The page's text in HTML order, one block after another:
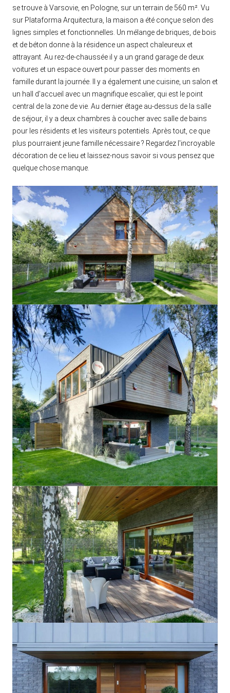
se trouve à Varsovie, en Pologne, sur un terrain de 560 m². Vu
sur Plataforma Arquitectura, la maison a été conçue selon des
lignes simples et fonctionnelles. Un mélange de briques, de bois
et de béton donne à la résidence un aspect chaleureux et
attrayant. Au rez-de-chaussée il y a un grand garage de deux
voitures et un espace ouvert pour passer des moments en
famille durant la journée. Il y a également une cuisine, un salon et
un hall d'accueil avec un magnifique escalier, qui est le point
central de la zone de vie. Au dernier étage au-dessus de la salle
de séjour, il y a deux chambres à coucher avec salle de bains
pour les résidents et les visiteurs potentiels. Après tout, ce que
plus pourraient jeune famille nécessaire ? Regardez l'incroyable
décoration de ce lieu et laissez-nous savoir si vous pensez que
quelque chose manque.